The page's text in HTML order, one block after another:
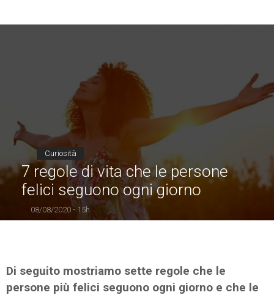
Curiosità
7 regole di vita che le persone
felici seguono ogni giorno
08/08/2020 - 15h
Di seguito mostriamo sette regole che le
persone più felici seguono ogni giorno e che le